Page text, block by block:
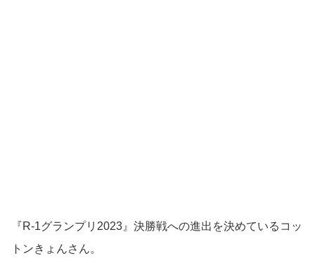
『R-1グランプリ2023』決勝戦への進出を決めているコッ
トンきょんさん。